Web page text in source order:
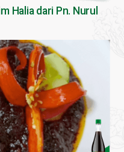
Halia dari Pn. Nurul